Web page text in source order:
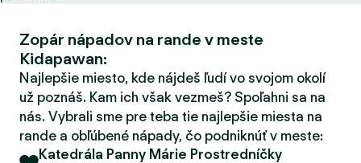
d
r
Zopár nápadov na rande v meste
Kidapawan:
Najlepšie miesto, kde nájdeš ľudí vo svojom okolí
už poznáš. Kam ich však vezmeš? Spoľahni sa na
nás. Vybrali sme pre teba tie najlepšie miesta na
rande a obľúbené nápady, čo podniknúť v meste:
Katedrála Panny Márie Prostredníčky